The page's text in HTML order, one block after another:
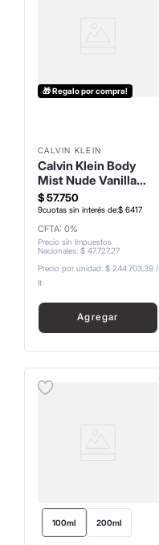
🎁 Regalo por compra!
CALVIN KLEIN
Calvin Klein Body
Mist Nude Vanilla
236ml
$ 57.750
9cuotas sin interés de:$ 6417
CFTA: 0%
Precio sin Impuestos
Nacionales: $ 47.727,27
Precio por unidad: $ 244.703,39/
lt
Agregar
100ml 200ml